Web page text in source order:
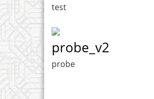
test
probe_v2
probe